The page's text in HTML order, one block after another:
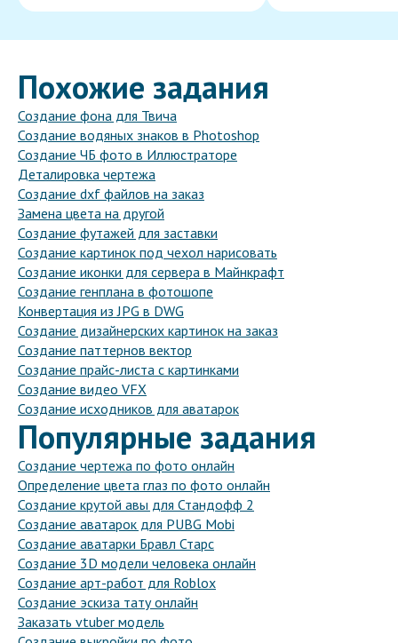
Похожие задания
Создание фона для Твича
Создание водяных знаков в Photoshop
Создание ЧБ фото в Иллюстраторе
Деталировка чертежа
Создание dxf файлов на заказ
Замена цвета на другой
Создание футажей для заставки
Создание картинок под чехол нарисовать
Создание иконки для сервера в Майнкрафт
Создание генплана в фотошопе
Конвертация из JPG в DWG
Создание дизайнерских картинок на заказ
Создание паттернов вектор
Создание прайс-листа с картинками
Создание видео VFX
Создание исходников для аватарок
Популярные задания
Создание чертежа по фото онлайн
Определение цвета глаз по фото онлайн
Создание крутой авы для Стандофф 2
Создание аватарок для PUBG Mobi
Создание аватарки Бравл Старс
Создание 3D модели человека онлайн
Создание арт-работ для Roblox
Создание эскиза тату онлайн
Заказать vtuber модель